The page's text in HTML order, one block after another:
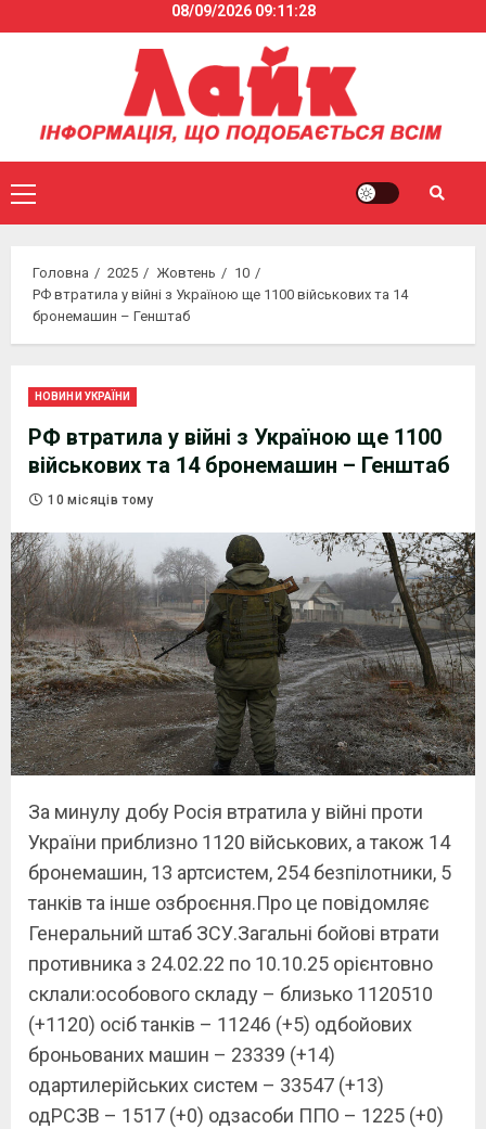
to
08/09/2026 09:11:28
Primary
Menu
Головна 2025 Жовтень
10
РФ втратила у війні з Україною ще 1100 військових та 14
бронемашин – Генштаб
НОВИНИ УКРАЇНИ
РФ втратила у війні з Україною ще 1100
військових та 14 бронемашин – Генштаб
10 місяців тому
За минулу добу Росія втратила у війні проти
України приблизно 1120 військових, а також 14
бронемашин, 13 артсистем, 254 безпілотники, 5
танків та інше озброєння.Про це повідомляє
Генеральний штаб ЗСУ.Загальні бойові втрати
противника з 24.02.22 по 10.10.25 орієнтовно
склали:особового складу – близько 1120510
(+1120) осіб танків – 11246 (+5) одбойових
броньованих машин – 23339 (+14)
одартилерійських систем – 33547 (+13)
одРСЗВ – 1517 (+0) одзасоби ППО – 1225 (+0)